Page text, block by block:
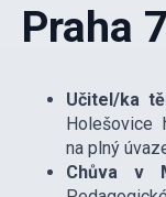
Praha 7
Učitel/ka
Holešovice
na plný
Chůva v